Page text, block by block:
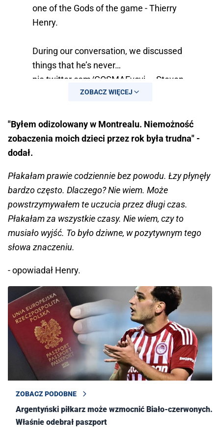
one of the Gods of the game - Thierry
Henry.
During our conversation, we discussed
things that he’s never…
pic.twitter.com/COSMAEvcvi — Steven
Bartlett (@StevenBartlett)January 8,
ZOBACZ WIĘCEJ
"Byłem odizolowany w Montrealu. Niemożność
zobaczenia moich dzieci przez rok była trudna" -
dodał.
Płakałam prawie codziennie bez powodu. Łzy płynęły
bardzo często. Dlaczego? Nie wiem. Może
powstrzymywałem te uczucia przez długi czas.
Płakałam za wszystkie czasy. Nie wiem, czy to
musiało wyjść. To było dziwne, w pozytywnym tego
słowa znaczeniu.
- opowiadał Henry.
ZOBACZ PODOBNE
Argentyński piłkarz może wzmocnić Biało-czerwonych.
Właśnie odebrał paszport